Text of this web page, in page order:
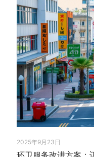
2025年9月23日
环卫服务改进方案：